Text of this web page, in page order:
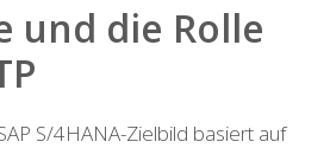
und die Rolle
S/4HANA-Zielbild basiert auf